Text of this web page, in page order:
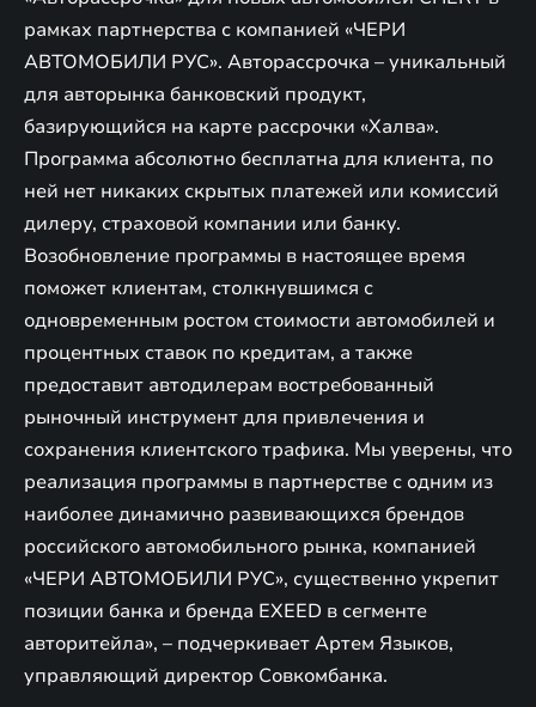
рамках партнерства с компанией «ЧЕРИ
АВТОМОБИЛИ РУС». Авторассрочка – уникальный
для авторынка банковский продукт,
базирующийся на карте рассрочки «Халва».
Программа абсолютно бесплатна для клиента, по
ней нет никаких скрытых платежей или комиссий
дилеру, страховой компании или банку.
Возобновление программы в настоящее время
поможет клиентам, столкнувшимся с
одновременным ростом стоимости автомобилей и
процентных ставок по кредитам, а также
предоставит автодилерам востребованный
рыночный инструмент для привлечения и
сохранения клиентского трафика. Мы уверены, что
реализация программы в партнерстве с одним из
наиболее динамично развивающихся брендов
российского автомобильного рынка, компанией
«ЧЕРИ АВТОМОБИЛИ РУС», существенно укрепит
позиции банка и бренда EXEED в сегменте
авторитейла», – подчеркивает Артем Языков,
управляющий директор Совкомбанка.